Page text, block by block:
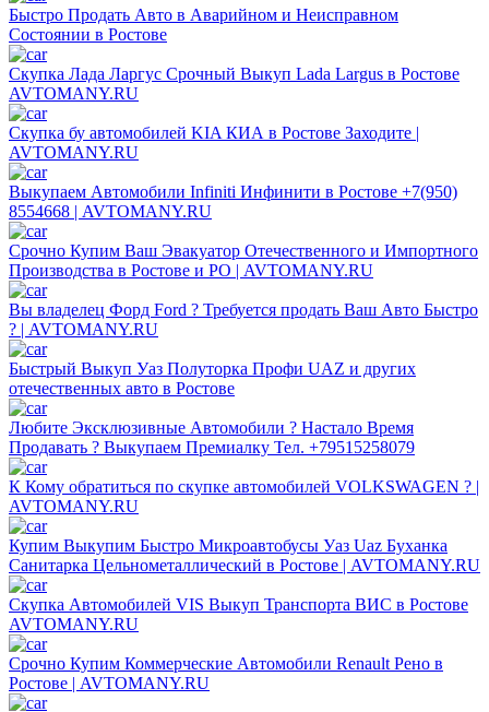
Быстро Продать Авто в Аварийном и Неисправном
Состоянии в Ростове
Скупка Лада Ларгус Срочный Выкуп Lada Largus в Ростове
AVTOMANY.RU
Скупка бу автомобилей KIA КИА в Ростове Заходите |
AVTOMANY.RU
Выкупаем Автомобили Infiniti Инфинити в Ростове +7(950)
8554668 | AVTOMANY.RU
Срочно Купим Ваш Эвакуатор Отечественного и Импортного
Производства в Ростове и РО | AVTOMANY.RU
Вы владелец Форд Ford ? Требуется продать Ваш Авто Быстро
? | AVTOMANY.RU
Быстрый Выкуп Уаз Полуторка Профи UAZ и других
отечественных авто в Ростове
Любите Эксклюзивные Автомобили ? Настало Время
Продавать ? Выкупаем Премиалку Тел. +79515258079
К Кому обратиться по скупке автомобилей VOLKSWAGEN ? |
AVTOMANY.RU
Купим Выкупим Быстро Микроавтобусы Уаз Uaz Буханка
Санитарка Цельнометаллический в Ростове | AVTOMANY.RU
Скупка Автомобилей VIS Выкуп Транспорта ВИС в Ростове
AVTOMANY.RU
Срочно Купим Коммерческие Автомобили Renault Рено в
Ростове | AVTOMANY.RU